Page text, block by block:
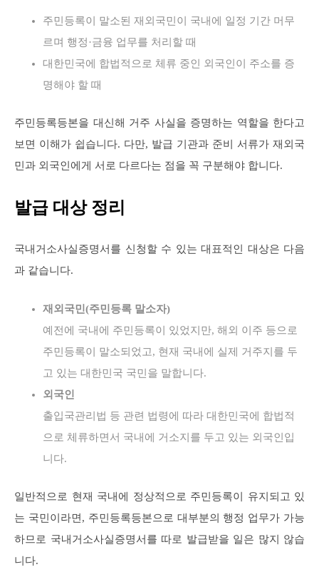
주민등록이 말소된 재외국민이 국내에 일정 기간 머무
르며 행정·금융 업무를 처리할 때
대한민국에 합법적으로 체류 중인 외국인이 주소를 증
명해야 할 때
주민등록등본을 대신해 거주 사실을 증명하는 역할을 한다고
보면 이해가 쉽습니다. 다만, 발급 기관과 준비 서류가 재외국
민과 외국인에게 서로 다르다는 점을 꼭 구분해야 합니다.
발급 대상 정리
국내거소사실증명서를 신청할 수 있는 대표적인 대상은 다음
과 같습니다.
재외국민(주민등록 말소자)
예전에 국내에 주민등록이 있었지만, 해외 이주 등으로
주민등록이 말소되었고, 현재 국내에 실제 거주지를 두
고 있는 대한민국 국민을 말합니다.
외국인
출입국관리법 등 관련 법령에 따라 대한민국에 합법적
으로 체류하면서 국내에 거소지를 두고 있는 외국인입
니다.
일반적으로 현재 국내에 정상적으로 주민등록이 유지되고 있
는 국민이라면, 주민등록등본으로 대부분의 행정 업무가 가능
하므로 국내거소사실증명서를 따로 발급받을 일은 많지 않습
니다.